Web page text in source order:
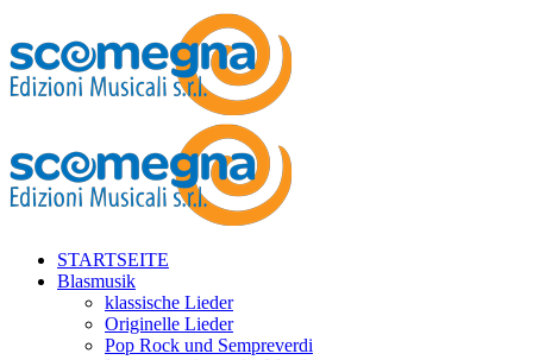
STARTSEITE
Blasmusik
klassische Lieder
Originelle Lieder
Pop Rock und Sempreverdi